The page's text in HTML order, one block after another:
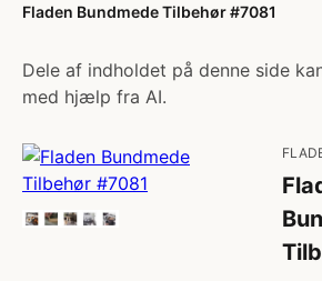
Fladen Bundmede Tilbehør #7081
Dele af indholdet på denne side
med hjælp fra AI.